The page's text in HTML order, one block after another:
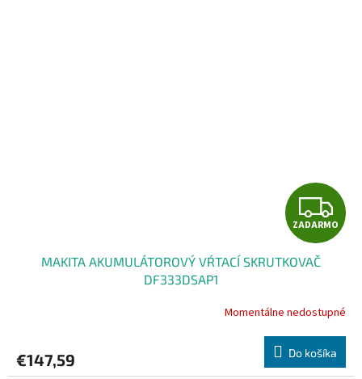
Z
A
A
R
ZADARMO
MAKITA AKUMULÁTOROVÝ VŔTACÍ SKRUTKOVAČ
DF333DSAP1
Momentálne nedostupné
€147,59 Do košíka